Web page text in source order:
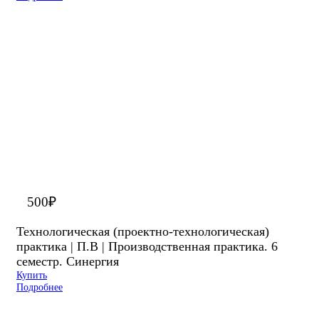
500₽
Технологическая (проектно-технологическая)
практика | П.В | Производственная практика. 6
семестр. Синергия
Купить
Подробнее